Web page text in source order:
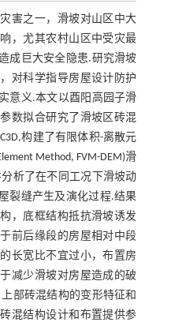
害之一，滑坡对山区中大
，尤其农村山区中受灾最
成巨大安全隐患.研究滑坡
对科学指导房屋设计防护
意义.本文以酉阳高园子滑
数拟合研究了滑坡区砖混
构建了有限体积-离散元
Method, FVM-DEM)滑
析了在不同工况下滑坡动
裂缝产生及演化过程.结果
，底框结构抵抗滑坡诱发
前后缘段的房屋相对中段
长宽比不宜过小，布置房
减少滑坡对房屋造成的破
部砖混结构的变形特征和
混结构设计和布置提供参